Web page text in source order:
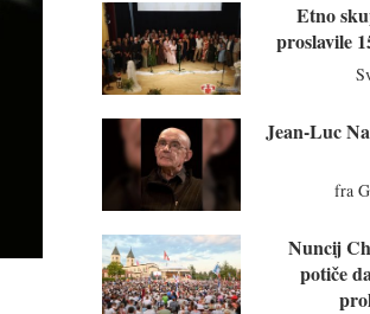
Etno
proslavile
Jean-Luc
fra
Nuncij
potiče